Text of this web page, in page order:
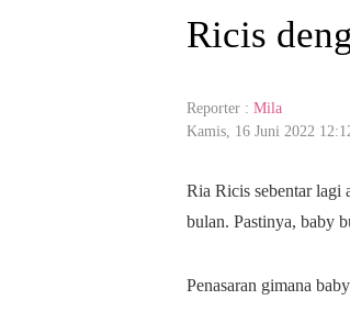
Ricis
Reporter : Mila
Kamis, 16 Juni 2022
Ria Ricis sebentar lagi
bulan. Pastinya, baby
Penasaran gimana